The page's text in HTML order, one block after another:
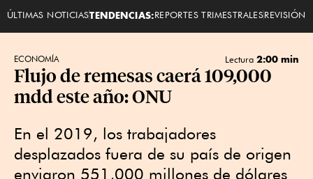
ÚLTIMAS NOTICIASTENDENCIAS:REPORTES TRIMESTRALESREVISIÓN
ECONOMÍA Lectura 2:00 min
Flujo de remesas caerá 109,000
mdd este año: ONU
En el 2019, los trabajadores
desplazados fuera de su país de origen
enviaron 551,000 millones de dólares